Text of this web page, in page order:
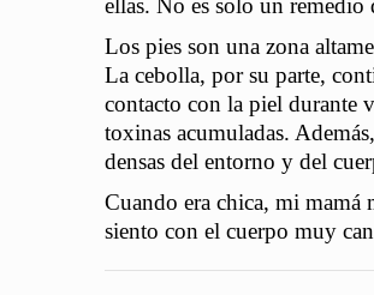
ellas. No es solo un
Los pies son una zona
La cebolla, por su parte,
contacto con la piel durante
toxinas acumuladas.
densas del entorno y del
Cuando era chica, mi mamá
siento con el cuerpo muy